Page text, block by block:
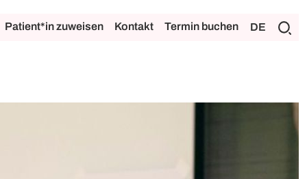
Patient*in zuweisen Kontakt Termin buchen DE